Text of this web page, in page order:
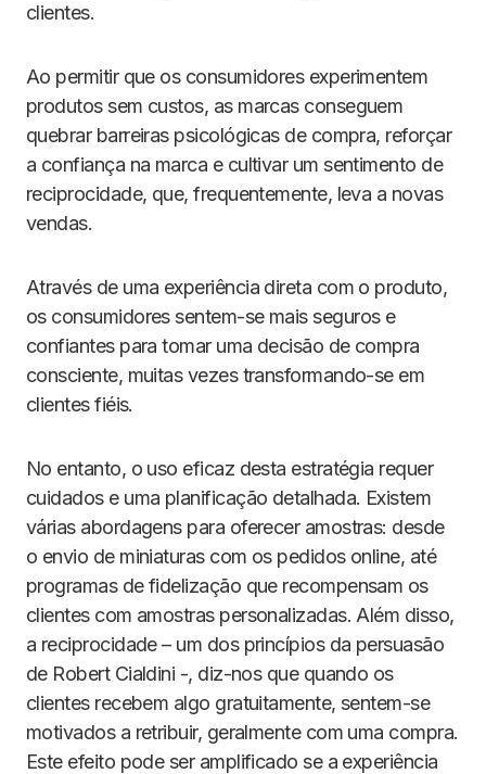
clientes.
Ao permitir que os consumidores experimentem
produtos sem custos, as marcas conseguem
quebrar barreiras psicológicas de compra, reforçar
a confiança na marca e cultivar um sentimento de
reciprocidade, que, frequentemente, leva a novas
vendas.
Através de uma experiência direta com o produto,
os consumidores sentem-se mais seguros e
confiantes para tomar uma decisão de compra
consciente, muitas vezes transformando-se em
clientes fiéis.
No entanto, o uso eficaz desta estratégia requer
cuidados e uma planificação detalhada. Existem
várias abordagens para oferecer amostras: desde
o envio de miniaturas com os pedidos online, até
programas de fidelização que recompensam os
clientes com amostras personalizadas. Além disso,
a reciprocidade – um dos princípios da persuasão
de Robert Cialdini -, diz-nos que quando os
clientes recebem algo gratuitamente, sentem-se
motivados a retribuir, geralmente com uma compra.
Este efeito pode ser amplificado se a experiência